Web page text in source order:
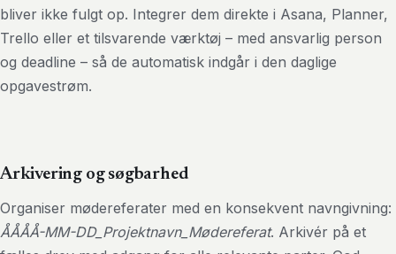
bliver ikke fulgt op. Integrer dem direkte i Asana, Planner,
Trello eller et tilsvarende værktøj – med ansvarlig person
og deadline – så de automatisk indgår i den daglige
opgavestrøm.
Arkivering og søgbarhed
Organiser mødereferater med en konsekvent navngivning:
ÅÅÅÅ-MM-DD_Projektnavn_Mødereferat. Arkivér på et